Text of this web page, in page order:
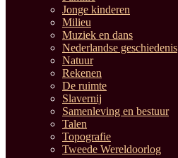
Jonge kinderen
Milieu
Muziek en dans
Nederlandse geschiedenis
Natuur
Rekenen
De ruimte
Slavernij
Samenleving en bestuur
Talen
Topografie
Tweede Wereldoorlog